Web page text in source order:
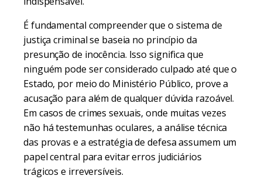
É fundamental compreender que o sistema de
justiça criminal se baseia no princípio da
presunção de inocência. Isso significa que
ninguém pode ser considerado culpado até que o
Estado, por meio do Ministério Público, prove a
acusação para além de qualquer dúvida razoável.
Em casos de crimes sexuais, onde muitas vezes
não há testemunhas oculares, a análise técnica
das provas e a estratégia de defesa assumem um
papel central para evitar erros judiciários
trágicos e irreversíveis.